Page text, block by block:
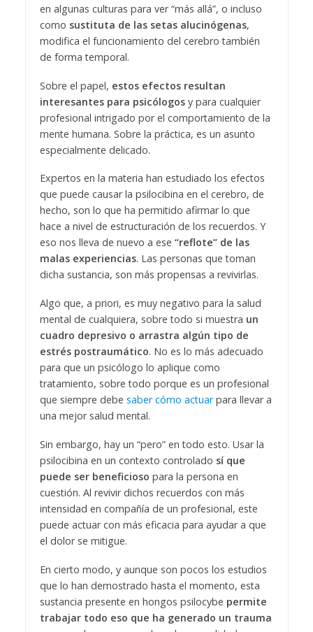
en algunas culturas para ver “más allá”, o incluso
como sustituta de las setas alucinógenas,
modifica el funcionamiento del cerebro también
de forma temporal.
Sobre el papel, estos efectos resultan
interesantes para psicólogosy para cualquier
profesional intrigado por el comportamiento de la
mente humana. Sobre la práctica, es un asunto
especialmente delicado.
Expertos en la materia han estudiado los efectos
que puede causar la psilocibina en el cerebro, de
hecho, son lo que ha permitido afirmar lo que
hace a nivel de estructuración de los recuerdos. Y
eso nos lleva de nuevo a ese “reflote” de las
malas experiencias. Las personas que toman
dicha sustancia, son más propensas a revivirlas.
Algo que, a priori, es muy negativo para la salud
mental de cualquiera, sobre todo si muestra un
cuadro depresivo o arrastra algún tipo de
estrés postraumático. No es lo más adecuado
para que un psicólogo lo aplique como
tratamiento, sobre todo porque es un profesional
que siempre debe saber cómo actuarpara llevar a
una mejor salud mental.
Sin embargo, hay un “pero” en todo esto. Usar la
psilocibina en un contexto controlado sí que
puede ser beneficioso para la persona en
cuestión. Al revivir dichos recuerdos con más
intensidad en compañía de un profesional, este
puede actuar con más eficacia para ayudar a que
el dolor se mitigue.
En cierto modo, y aunque son pocos los estudios
que lo han demostrado hasta el momento, esta
sustancia presente en hongos psilocybe permite
trabajar todo eso que ha generado un trauma